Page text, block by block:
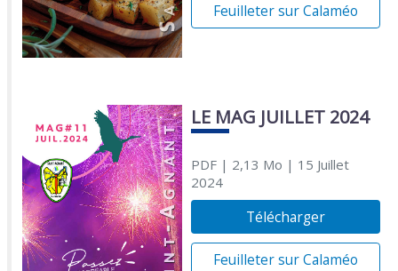
Feuilleter sur Calaméo
LE MAG JUILLET 2024
PDF| 2,13 Mo | 15 Juillet
2024
Télécharger
Feuilleter sur Calaméo